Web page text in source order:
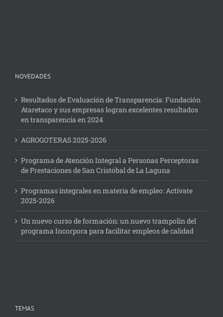
NOVEDADES
Resultados de Evaluación de Transparencia: Fundación
Ataretaco y sus empresas logran excelentes resultados
en transparencia en 2024
AGROGOTERAS 2025-2026
Programa de Atención Integral a Personas Perceptoras
de Prestaciones de San Cristóbal de La Laguna
Programas integrales en materia de empleo: Actívate
2025-2026
Un nuevo curso de formación: un nuevo trampolín del
programa Incorpora para facilitar empleos de calidad
TEMAS